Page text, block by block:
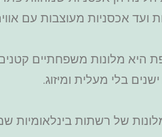
ועד אכסניות מעוצבות עם
היא מלונות משפחתיים
בלי מעלית ומיזוג.
רשתות בינלאומיות שמציעות מלונות